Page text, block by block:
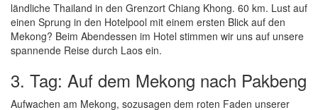
ländliche Thailand in den Grenzort Chiang Khong. 60 km. Lust auf
einen Sprung in den Hotelpool mit einem ersten Blick auf den
Mekong? Beim Abendessen im Hotel stimmen wir uns auf unsere
spannende Reise durch Laos ein.
3. Tag: Auf dem Mekong nach Pakbeng
Aufwachen am Mekong, sozusagen dem roten Faden unserer